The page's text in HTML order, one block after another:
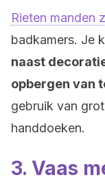
Rieten manden
badkamers. Je
naast
opbergen van
gebruik van
handdoeken.
3. Vaas